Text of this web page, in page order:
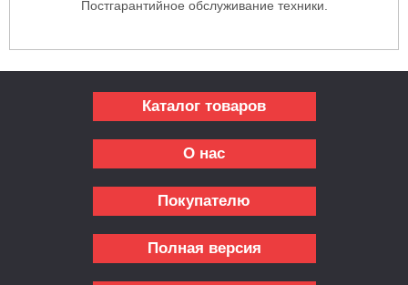
Постгарантийное обслуживание техники.
Каталог товаров
О нас
Покупателю
Полная версия